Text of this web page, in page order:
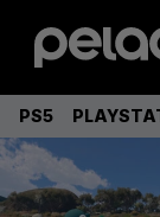
PS5